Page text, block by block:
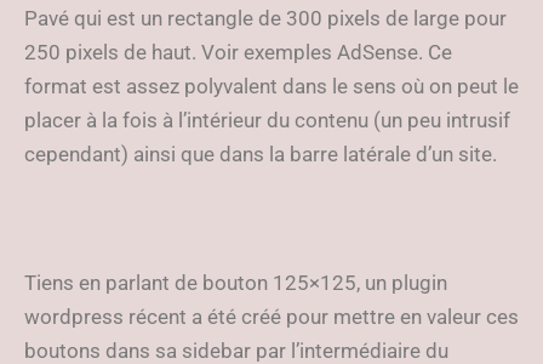
Pavé qui est un rectangle de 300 pixels de large pour
250 pixels de haut. Voir exemples AdSense. Ce
format est assez polyvalent dans le sens où on peut le
placer à la fois à l’intérieur du contenu (un peu intrusif
cependant) ainsi que dans la barre latérale d’un site.
Tiens en parlant de bouton 125×125, un plugin
wordpress récent a été créé pour mettre en valeur ces
boutons dans sa sidebar par l’intermédiaire du